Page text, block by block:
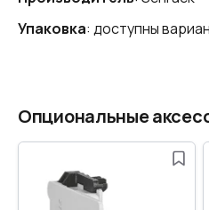
Упаковка: доступны
Опциональные